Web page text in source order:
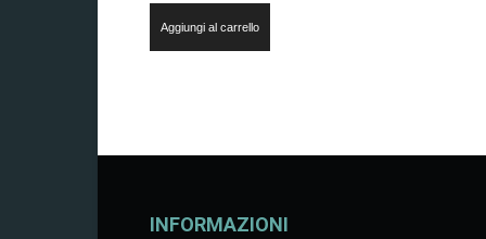
Aggiungi al carrello
INFORMAZIONI